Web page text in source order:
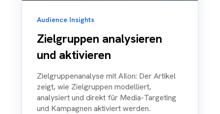
Audience Insights
Zielgruppen analysieren
und aktivieren
Zielgruppenanalyse mit AIlon: Der Artikel
zeigt, wie Zielgruppen modelliert,
analysiert und direkt für Media-Targeting
und Kampagnen aktiviert werden.